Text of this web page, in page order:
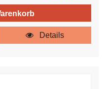
Details